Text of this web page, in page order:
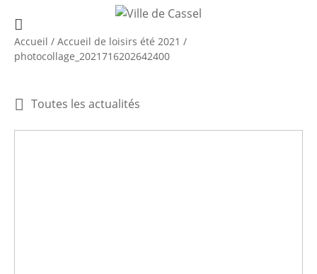
Accueil / Accueil de loisirs été 2021 /
photocollage_2021716202642400
Toutes les actualités